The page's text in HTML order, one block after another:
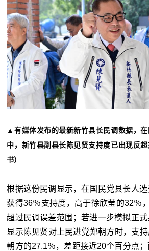
▲有媒体发布的最新新竹县长民调数据，
中，新竹县副县长陈见贤支持度已出现反
书）
根据这份民调显示，在国民党县长人
获得36％支持度，高于徐欣莹的32％
超过民调误差范围；若进一步模拟正
显示陈见贤对上民进党郑朝方时，支
朝方的27.1％，差距接近20个百分点